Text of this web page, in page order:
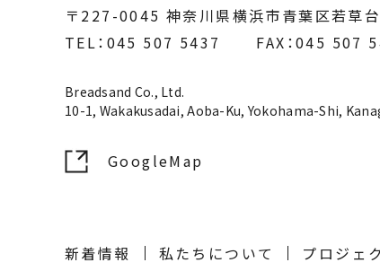
〒227-0045神奈川県横浜市青葉区若草
TEL：045 507 5437
FAX：045 507
Breadsand Co., Ltd.
10-1, Wakakusadai, Aoba-Ku, Yokohama-Shi,
GoogleMap
新着情報 私たちについて プロジェ